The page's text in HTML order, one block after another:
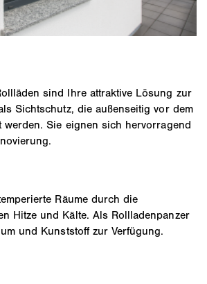
sind Ihre attraktive Lösung zur
Sichtschutz, die außenseitig vor dem
werden. Sie eignen sich hervorragend
Räume durch die
Hitze und Kälte. Als Rollladenpanzer
und Kunststoff zur Verfügung.